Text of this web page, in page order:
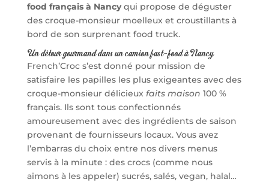
food français à Nancyqui propose de déguster
des croque-monsieur moelleux et croustillants à
bord de son surprenant food truck.
Un détour gourmand dans un camion fast-food à Nancy
French’Croc s’est donné pour mission de
satisfaire les papilles les plus exigeantes avec des
croque-monsieur délicieux faits maison 100 %
français. Ils sont tous confectionnés
amoureusement avec des ingrédients de saison
provenant de fournisseurs locaux. Vous avez
l’embarras du choix entre nos divers menus
servis à la minute : des crocs (comme nous
aimons à les appeler) sucrés, salés, vegan, halal…